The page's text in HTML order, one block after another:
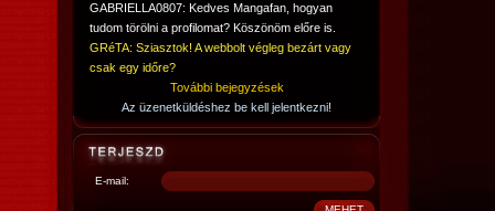
GABRIELLA0807: Kedves Mangafan, hogyan
tudom törölni a profilomat? Köszönöm előre is.
GRéTA: Sziasztok! A webbolt végleg bezárt vagy
csak egy időre?
További bejegyzések
Az üzenetküldéshez be kell jelentkezni!
E-mail: